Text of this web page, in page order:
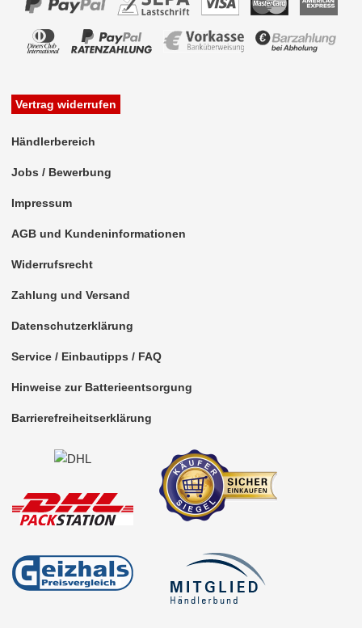
Vertrag widerrufen
Händlerbereich
Jobs / Bewerbung
Impressum
AGB und Kundeninformationen
Widerrufsrecht
Zahlung und Versand
Datenschutzerklärung
Service / Einbautipps / FAQ
Hinweise zur Batterieentsorgung
Barrierefreiheitserklärung